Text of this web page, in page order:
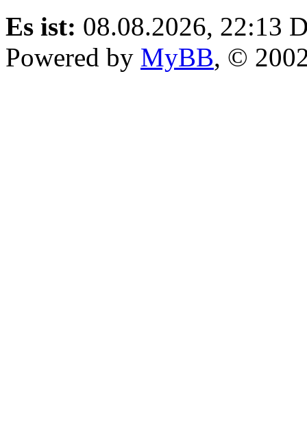
Es ist: 08.08.2026, 22:13
Powered by MyBB, ©